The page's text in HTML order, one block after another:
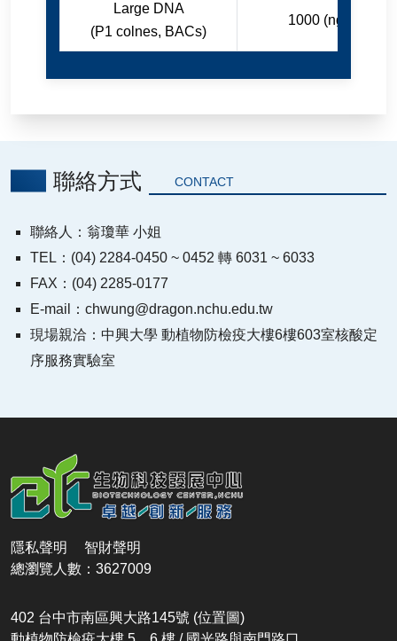
Large DNA
(P1 colnes, BACs)
1000 (ng/ul)
聯絡方式 CONTACT
聯絡人：翁瓊華 小姐
TEL：(04) 2284-0450 ~ 0452 轉 6031 ~ 6033
FAX：(04) 2285-0177
E-mail：chwung@dragon.nchu.edu.tw
現場親洽：中興大學 動植物防檢疫大樓6樓603室核酸定
序服務實驗室
隱私聲明
智財聲明
總瀏覽人數：3627009
402 台中市南區興大路145號 (位置圖)